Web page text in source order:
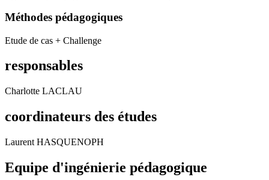
Méthodes pédagogiques
Etude de cas + Challenge
responsables
Charlotte LACLAU
coordinateurs des études
Laurent HASQUENOPH
Equipe d'ingénierie pédagogique